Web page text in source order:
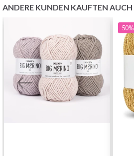
ANDERE KUNDEN KAUFTEN AUCH
50%